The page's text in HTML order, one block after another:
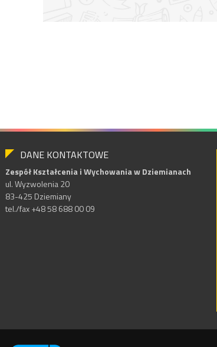
DANE KONTAKTOWE
Zespół Kształcenia i Wychowania w Dziemianach
ul. Wyzwolenia 20
83-425 Dziemiany
tel./fax +48 58 688 00 09